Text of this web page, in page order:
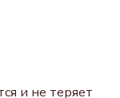
и не теряет